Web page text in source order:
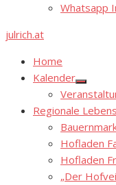
Whatsapp
julrich.at
Home
Kalender
Show
sub
menu
Regionale
Hofladen
Hofladen
„Der